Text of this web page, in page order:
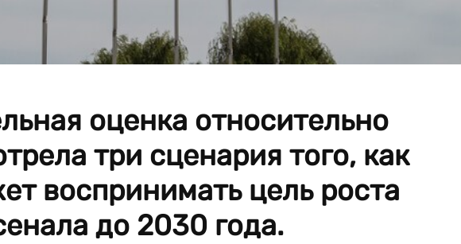
оценка относительно
три сценария того, как
воспринимать цель роста
до 2030 года.